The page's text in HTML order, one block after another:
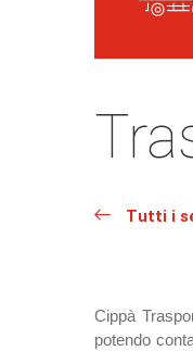
Tutti i
Cippà
potendo